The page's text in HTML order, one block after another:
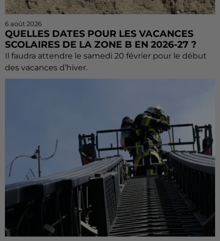
6 août 2026
QUELLES DATES POUR LES VACANCES
SCOLAIRES DE LA ZONE B EN 2026-27 ?
Il faudra attendre le samedi 20 février pour le début
des vacances d’hiver.